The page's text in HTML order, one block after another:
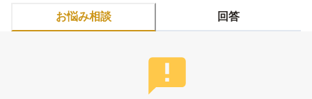
お悩み相談 回答